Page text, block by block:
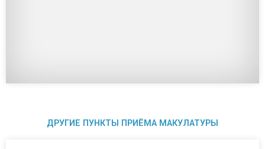
ДРУГИЕ ПУНКТЫ ПРИЁМА МАКУЛАТУРЫ